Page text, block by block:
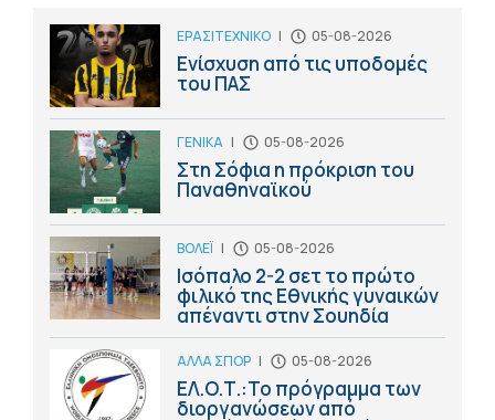
ΕΡΑΣΙΤΕΧΝΙΚΟ | 05-08-2026
Ενίσχυση από τις υποδομές
του ΠΑΣ
ΓΕΝΙΚΑ | 05-08-2026
Στη Σόφια η πρόκριση του
Παναθηναϊκού
ΒΟΛΕΪ | 05-08-2026
Ισόπαλο 2-2 σετ το πρώτο
φιλικό της Εθνικής γυναικών
απέναντι στην Σουηδία
ΑΛΛΑ ΣΠΟΡ | 05-08-2026
ΕΛ.Ο.Τ.:Το πρόγραμμα των
διοργανώσεων από